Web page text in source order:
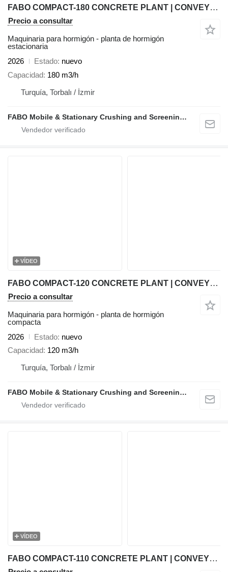
FABO COMPACT-180 CONCRETE PLANT | CONVEYOR TYPE
Precio a consultar
Maquinaria para hormigón - planta de hormigón
estacionaria
2026
Estado nuevo
Capacidad 180 m3/h
Turquía, Torbalı / İzmir
FABO Mobile & Stationary Crushing and Screening Plants | Concrete Batching Plants Manufacturer
VÍDEO
FABO COMPACT-120 CONCRETE PLANT | CONVEYOR TYPE
Precio a consultar
Maquinaria para hormigón - planta de hormigón
compacta
2026
Estado nuevo
Capacidad 120 m3/h
Turquía, Torbalı / İzmir
FABO Mobile & Stationary Crushing and Screening Plants | Concrete Batching Plants Manufacturer
VÍDEO
FABO COMPACT-110 CONCRETE PLANT | CONVEYOR TYPE